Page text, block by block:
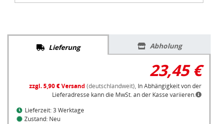
Lieferung Abholung
23,45 €
zzgl. 5,90 € Versand (deutschlandweit), In Abhängigkeit von der
Lieferadresse kann die MwSt. an der Kasse variieren.
Lieferzeit: 3 Werktage
Zustand: Neu